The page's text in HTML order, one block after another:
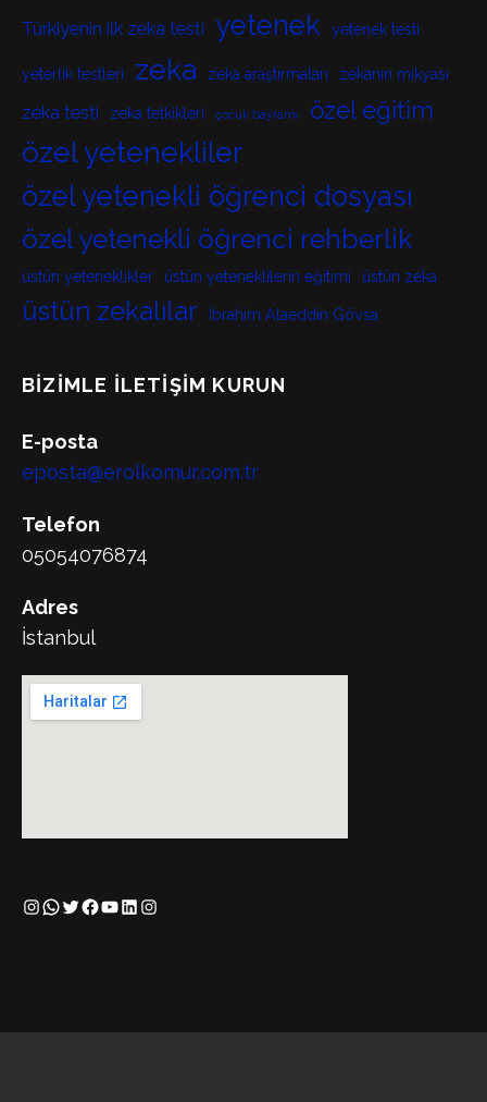
Türkiyenin ilk zeka testi yetenek yetenek testi
yeterlik testleri zeka zeka araştırmaları zekanın mikyası
zeka testi zeka tetkikleri çocuk bayramı özel eğitim
özel yetenekliler
özel yetenekli öğrenci dosyası
özel yetenekli öğrenci rehberlik
üstün yeteneklikler üstün yeteneklilerin eğitimi üstün zeka
üstün zekalılar İbrahim Alaeddin Gövsa
BIZIMLE İLETIŞIM KURUN
E-posta
eposta@erolkomur.com.tr
Telefon
05054076874
Adres
İstanbul
Instagram
WhatsApp
Twitter
Facebook
YouTube
LinkedIn
Instagram